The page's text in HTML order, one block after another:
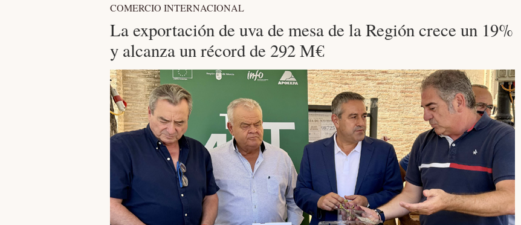
COMERCIO INTERNACIONAL
La exportación de uva de mesa de la Región crece un 19%
y alcanza un récord de 292 M€